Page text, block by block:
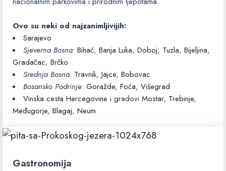
Ovo su neki od najzanimljivijih:
Sarajevo
Sjeverna Bosna: Bihać, Banja Luka, Doboj, Tuzla, Bijeljina,
Gradačac, Brčko
Srednja Bosna: Travnik,Jajce, Bobovac
Bosansko Podrinje: Goražde, Foča, Višegrad
Vinska cesta Hercegovine i gradovi Mostar, Trebinje,
Međugorje, Blagaj, Neum
Gastronomija